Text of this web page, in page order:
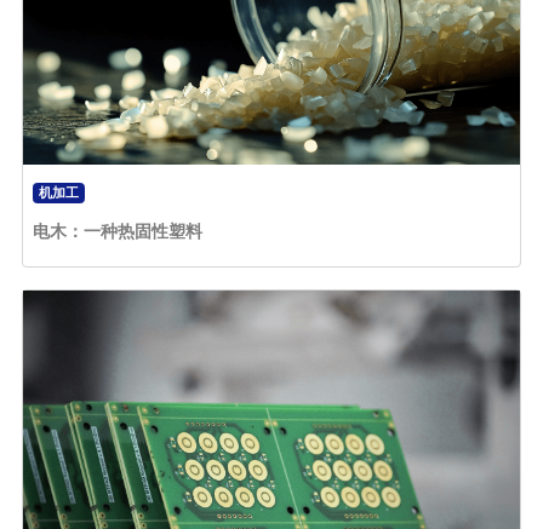
机加工
电木：一种热固性塑料